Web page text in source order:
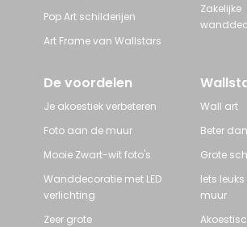
Pop Art schilderijen
Art Frame van Wallstars
Zakelijke
De voordelen
Je akoestiek verbeteren
Foto aan de muur
Mooie Zwart-wit foto's
Wanddecoratie met LED
verlichting
Zeer grote
Wall art
Beter
Grote
Iets
muur